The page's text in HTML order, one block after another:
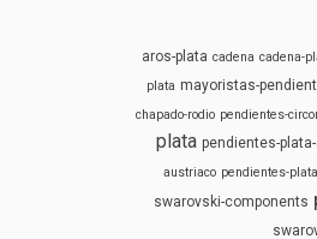
aros-plata cadena cadena-
plata mayoristas-
chapado-rodio pendientes-
plata pendientes-
austriaco pendientes-
swarovski-components